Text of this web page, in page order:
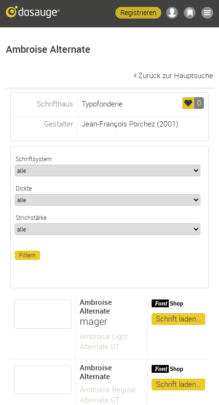
Registrieren
Ambroise Alternate
Zurück zur Hauptsuche
0
Schrifthaus Typofonderie
Gestalter Jean-François Porchez(2001)
Schriftsystem
Dickte
Strichstärke
Ambroise
Alternate
mager
Ambroise Light
Alternate OT
Schrift laden…
Ambroise
Alternate
Ambroise Regular
Alternate OT
Schrift laden…